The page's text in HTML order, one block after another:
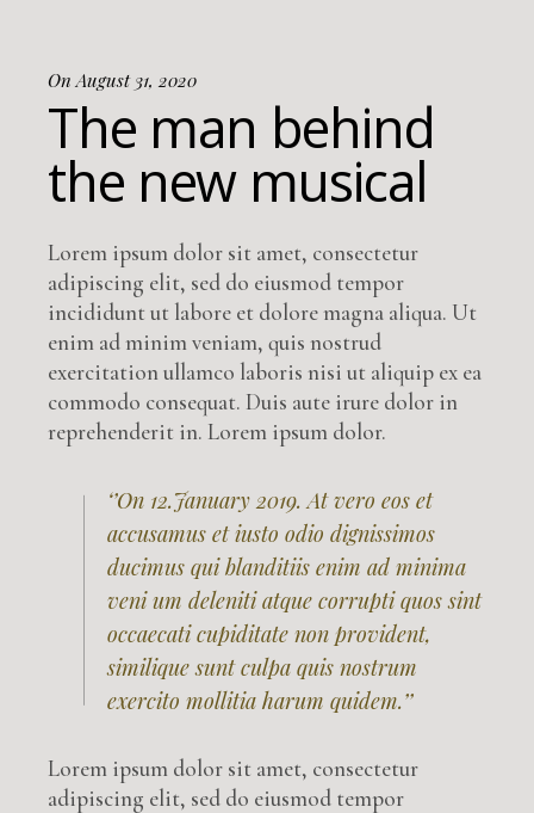
On August 31, 2020
The man behind
the new musical
Lorem ipsum dolor sit amet, consectetur
adipiscing elit, sed do eiusmod tempor
incididunt ut labore et dolore magna aliqua. Ut
enim ad minim veniam, quis nostrud
exercitation ullamco laboris nisi ut aliquip ex ea
commodo consequat. Duis aute irure dolor in
reprehenderit in. Lorem ipsum dolor.
‘’On 12.January 2019. At vero eos et
accusamus et iusto odio dignissimos
ducimus qui blanditiis enim ad minima
veni um deleniti atque corrupti quos sint
occaecati cupiditate non provident,
similique sunt culpa quis nostrum
exercito mollitia harum quidem.’’
Lorem ipsum dolor sit amet, consectetur
adipiscing elit, sed do eiusmod tempor